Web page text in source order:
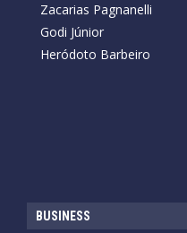
Zacarias Pagnanelli
Godi Júnior
Heródoto Barbeiro
BUSINESS